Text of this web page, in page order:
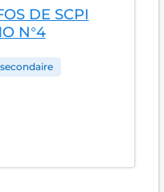
DE SCPI
N°4